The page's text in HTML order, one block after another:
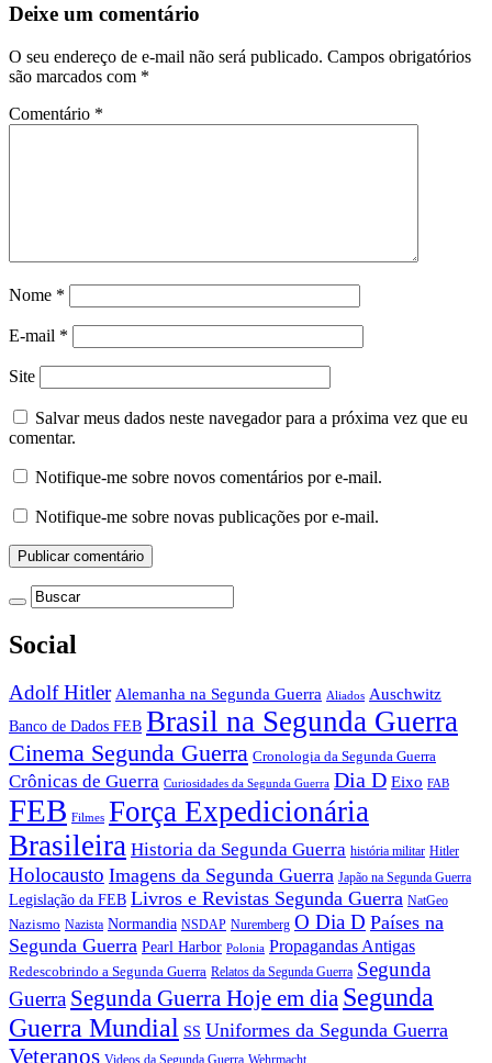
Deixe um comentário
O seu endereço de e-mail não será publicado. Campos obrigatórios
são marcados com *
Comentário *
Nome *
E-mail *
Site
Salvar meus dados neste navegador para a próxima vez que eu
comentar.
Notifique-me sobre novos comentários por e-mail.
Notifique-me sobre novas publicações por e-mail.
Social
Adolf Hitler Alemanha na Segunda Guerra Aliados Auschwitz
Banco de Dados FEB Brasil na Segunda Guerra
Cinema Segunda Guerra Cronologia da Segunda Guerra
Crônicas de Guerra Curiosidades da Segunda Guerra Dia D Eixo FAB
FEB Filmes Força Expedicionária
Brasileira Historia da Segunda Guerra história militar Hitler
Holocausto Imagens da Segunda Guerra Japão na Segunda Guerra
Legislação da FEB Livros e Revistas Segunda Guerra NatGeo
Nazismo Nazista Normandia NSDAP Nuremberg O Dia D Países na
Segunda Guerra Pearl Harbor Polonia Propagandas Antigas
Redescobrindo a Segunda Guerra Relatos da Segunda Guerra Segunda
Guerra Segunda Guerra Hoje em dia Segunda
Guerra Mundial SS Uniformes da Segunda Guerra
Veteranos